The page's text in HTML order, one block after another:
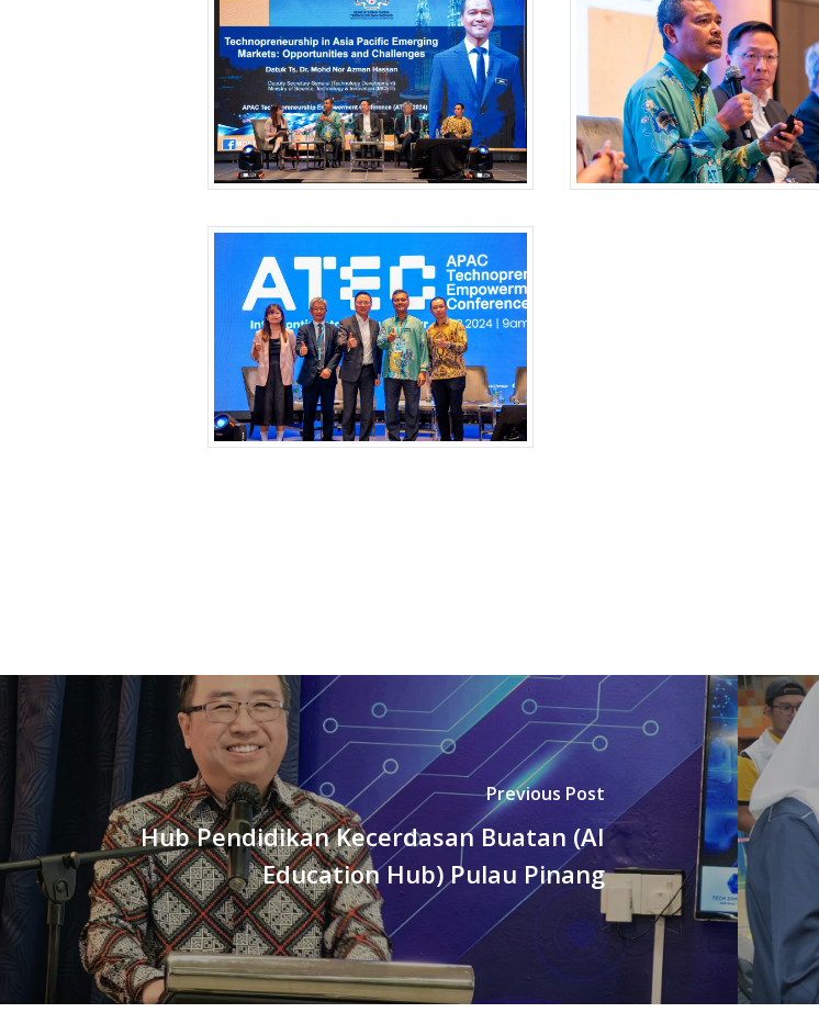
Previous Post
Hub Pendidikan Kecerdasan Buatan (AI
Education Hub) Pulau Pinang